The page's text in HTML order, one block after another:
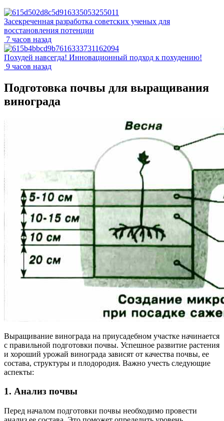
Засекреченная разработка советских ученых для
восстановления потенции
7 часов назад
Похудей навсегда! Инновационный подход к похудению!
9 часов назад
Подготовка почвы для выращивания
винограда
Выращивание винограда на приусадебном участке начинается
с правильной подготовки почвы. Успешное развитие растения
и хороший урожай винограда зависят от качества почвы, ее
состава, структуры и плодородия. Важно учесть следующие
аспекты:
1. Анализ почвы
Перед началом подготовки почвы необходимо провести